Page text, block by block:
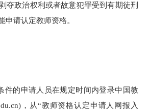
夺政治权利或者故意犯罪受到有期徒刑
申请认定教师资格。
件的申请人员在规定时间内登录中国教
，从“教师资格认定申请人网报入